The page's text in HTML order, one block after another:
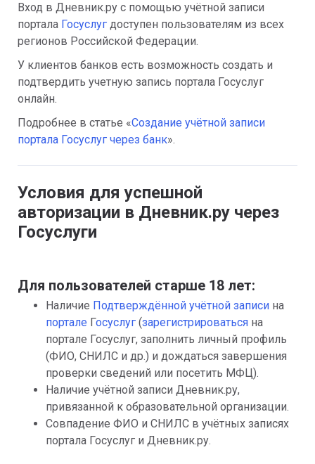
Вход в Дневник.ру с помощью учётной записи
портала Госуслуг доступен пользователям из всех
регионов Российской Федерации.
У клиентов банков есть возможность создать и
подтвердить учетную запись портала Госуслуг
онлайн.
Подробнее в статье «Создание учётной записи
портала Госуслуг через банк».
Условия для успешной
авторизации в Дневник.ру через
Госуслуги
Для пользователей старше 18 лет:
Наличие Подтверждённой учётной записи
портале Госуслуг (зарегистрироваться на
портале Госуслуг, заполнить личный профиль
(ФИО, СНИЛС и др.) и дождаться завершения
проверки сведений или посетить МФЦ).
Наличие учётной записи Дневник.ру,
привязанной к образовательной организации.
Совпадение ФИО и СНИЛС в учётных записях
портала Госуслуг и Дневник.ру.